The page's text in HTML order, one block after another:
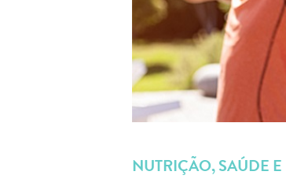
NUTRIÇÃO, SAÚDE E